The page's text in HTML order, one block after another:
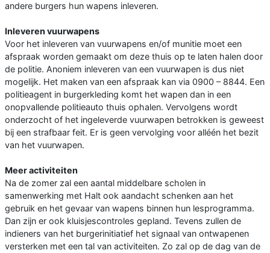
andere burgers hun wapens inleveren.
Inleveren vuurwapens
Voor het inleveren van vuurwapens en/of munitie moet een
afspraak worden gemaakt om deze thuis op te laten halen door
de politie. Anoniem inleveren van een vuurwapen is dus niet
mogelijk. Het maken van een afspraak kan via 0900 – 8844. Een
politieagent in burgerkleding komt het wapen dan in een
onopvallende politieauto thuis ophalen. Vervolgens wordt
onderzocht of het ingeleverde vuurwapen betrokken is geweest
bij een strafbaar feit. Er is geen vervolging voor alléén het bezit
van het vuurwapen.
Meer activiteiten
Na de zomer zal een aantal middelbare scholen in
samenwerking met Halt ook aandacht schenken aan het
gebruik en het gevaar van wapens binnen hun lesprogramma.
Dan zijn er ook kluisjescontroles gepland. Tevens zullen de
indieners van het burgerinitiatief het signaal van ontwapenen
versterken met een tal van activiteiten. Zo zal op de dag van de